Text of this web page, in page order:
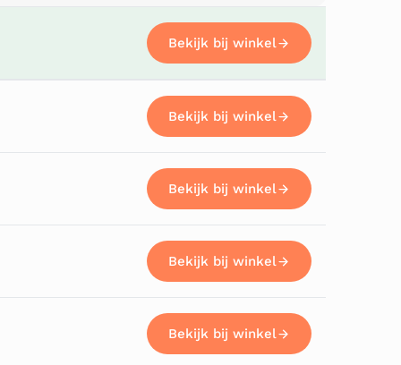
Bekijk bij winkel
Bekijk bij winkel
Bekijk bij winkel
Bekijk bij winkel
Bekijk bij winkel